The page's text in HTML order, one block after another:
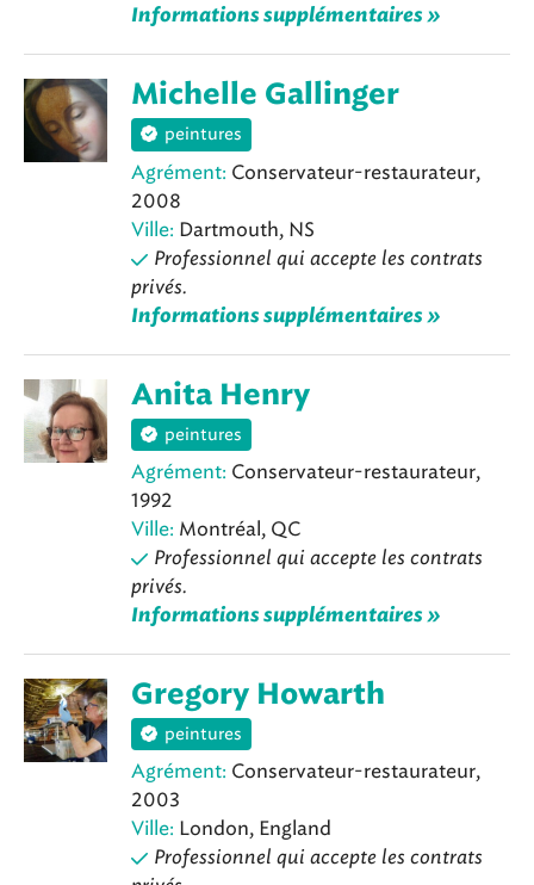
Informations supplémentaires »
Michelle Gallinger
peintures
Agrément: Conservateur-restaurateur,
2008
Ville: Dartmouth, NS
Professionnel qui accepte les contrats
privés.
Informations supplémentaires »
Anita Henry
peintures
Agrément: Conservateur-restaurateur,
1992
Ville: Montréal, QC
Professionnel qui accepte les contrats
privés.
Informations supplémentaires »
Gregory Howarth
peintures
Agrément: Conservateur-restaurateur,
2003
Ville: London, England
Professionnel qui accepte les contrats